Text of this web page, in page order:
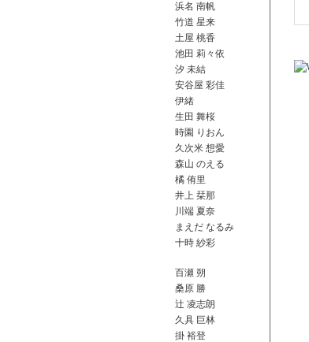
浜名 南帆
竹道 星来
土屋 桃香
池田 莉々依
汐 未結
安谷屋 彩佳
伊緒
生田 舞桜
時園 りおん
久次米 想愛
森山 のえる
橘 侑里
井上 栞那
川端 夏奈
まえだ なるみ
十時 紗彩
百瀬 朔
桑原 勝
辻 凌志朗
久具 巨林
掛 裕登